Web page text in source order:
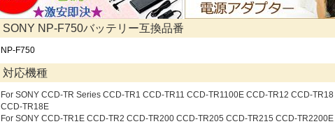
SONY NP-F750バッテリー互換品番
NP-F750
対応機種
For SONY CCD-TR Series CCD-TR1 CCD-TR11 CCD-TR1100E CCD-TR12 CCD-TR18
CCD-TR18E
For SONY CCD-TR1E CCD-TR2 CCD-TR200 CCD-TR205 CCD-TR215 CCD-TR2200E